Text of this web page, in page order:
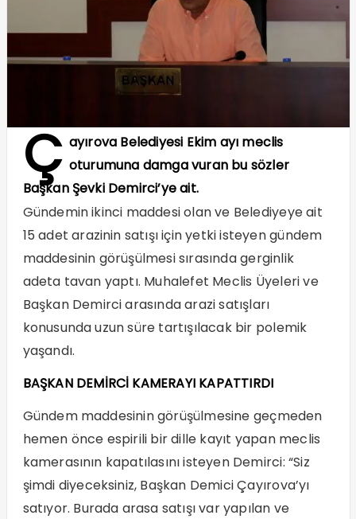
Ç ayırova Belediyesi Ekim ayı meclis
oturumuna damga vuran bu sözler
Başkan Şevki Demirci’ye ait.
Gündemin ikinci maddesi olan ve Belediyeye ait
15 adet arazinin satışı için yetki isteyen gündem
maddesinin görüşülmesi sırasında gerginlik
adeta tavan yaptı. Muhalefet Meclis Üyeleri ve
Başkan Demirci arasında arazi satışları
konusunda uzun süre tartışılacak bir polemik
yaşandı.
BAŞKAN DEMİRCİ KAMERAYI KAPATTIRDI
Gündem maddesinin görüşülmesine geçmeden
hemen önce espirili bir dille kayıt yapan meclis
kamerasının kapatılasını isteyen Demirci: “Siz
şimdi diyeceksiniz, Başkan Demici Çayırova’yı
satıyor. Burada arasa satışı var yapılan ve